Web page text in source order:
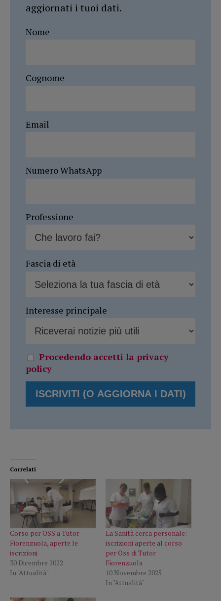
aggiornati i tuoi dati.
Nome
Cognome
Email
Numero WhatsApp
Professione
Fascia di età
Interesse principale
Procedendo accetti la privacy
policy
Correlati
Corso per OSS a Tutor
Fiorenzuola, aperte le
iscrizioni
30 Dicembre 2022
In "Attualità"
La Sanità cerca personale:
iscrizioni aperte al corso
per Oss di Tutor
Fiorenzuola
10 Novembre 2025
In "Attualità"